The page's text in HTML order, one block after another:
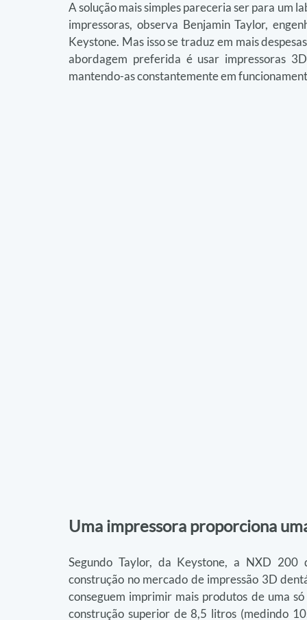
A solução mais simples pareceria ser para um
impressoras, observa Benjamin Taylor,
Keystone. Mas isso se traduz em mais
abordagem preferida é usar impressoras
mantendo-as constantemente em
Uma impressora proporciona
Segundo Taylor, da Keystone, a NXD
construção no mercado de impressão 3D
conseguem imprimir mais produtos de uma
construção superior de 8,5 litros (medindo